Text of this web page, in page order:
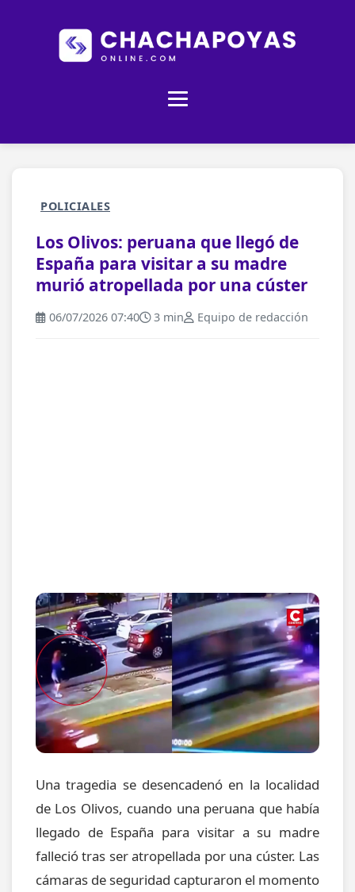
POLICIALES
Los Olivos: peruana que llegó de
España para visitar a su madre
murió atropellada por una cúster
06/07/2026 07:40 3 min Equipo de redacción
Una tragedia se desencadenó en la localidad
de Los Olivos, cuando una peruana que había
llegado de España para visitar a su madre
falleció tras ser atropellada por una cúster. Las
cámaras de seguridad capturaron el momento